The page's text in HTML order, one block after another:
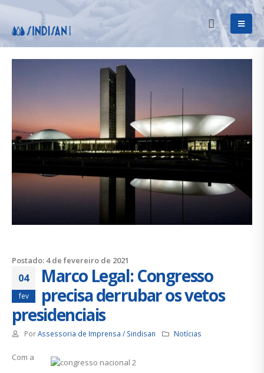
Postado: 4 de fevereiro de 2021
04
fev
Marco Legal: Congresso
precisa derrubar os vetos
presidenciais
PorAssessoria de Imprensa / Sindisan Notícias
Com a